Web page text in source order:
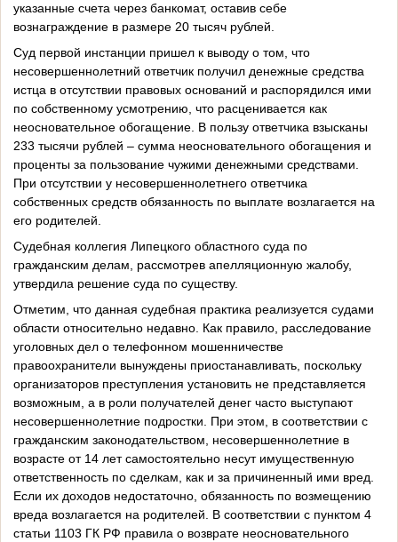
указанные счета через банкомат, оставив себе
вознаграждение в размере 20 тысяч рублей.
Суд первой инстанции пришел к выводу о том, что
несовершеннолетний ответчик получил денежные средства
истца в отсутствии правовых оснований и распорядился ими
по собственному усмотрению, что расценивается как
неосновательное обогащение. В пользу ответчика взысканы
233 тысячи рублей – сумма неосновательного обогащения и
проценты за пользование чужими денежными средствами.
При отсутствии у несовершеннолетнего ответчика
собственных средств обязанность по выплате возлагается на
его родителей.
Судебная коллегия Липецкого областного суда по
гражданским делам, рассмотрев апелляционную жалобу,
утвердила решение суда по существу.
Отметим, что данная судебная практика реализуется судами
области относительно недавно. Как правило, расследование
уголовных дел о телефонном мошенничестве
правоохранители вынуждены приостанавливать, поскольку
организаторов преступления установить не представляется
возможным, а в роли получателей денег часто выступают
несовершеннолетние подростки. При этом, в соответствии с
гражданским законодательством, несовершеннолетние в
возрасте от 14 лет самостоятельно несут имущественную
ответственность по сделкам, как и за причиненный ими вред.
Если их доходов недостаточно, обязанность по возмещению
вреда возлагается на родителей. В соответствии с пунктом 4
статьи 1103 ГК РФ правила о возврате неосновательного